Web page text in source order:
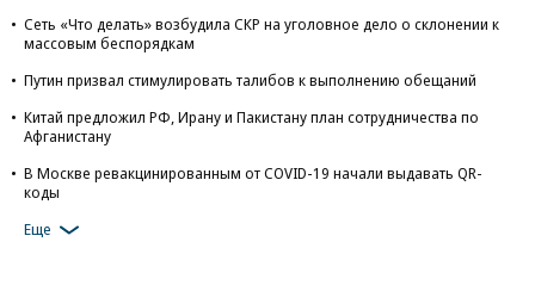
Сеть «Что делать» возбудила СКР на уголовное дело о склонении к
массовым беспорядкам
Путин призвал стимулировать талибов к выполнению обещаний
Китай предложил РФ, Ирану и Пакистану план сотрудничества по
Афганистану
В Москве ревакцинированным от COVID-19 начали выдавать QR-
коды
Еще